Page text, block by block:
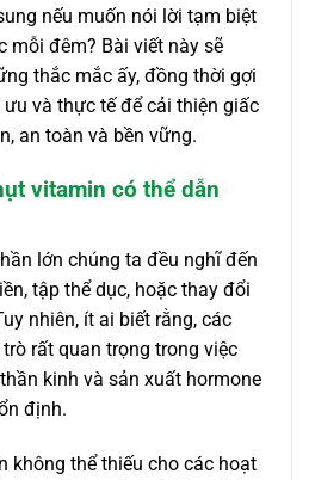
nếu muốn nói lời tạm biệt
mỗi đêm? Bài viết này sẽ
thắc mắc ấy, đồng thời gợi
và thực tế để cải thiện giấc
an toàn và bền vững.
vitamin có thể dẫn
lớn chúng ta đều nghĩ đến
tập thể dục, hoặc thay đổi
nhiên, ít ai biết rằng, các
rất quan trọng trong việc
kinh và sản xuất hormone
định.
không thể thiếu cho các hoạt